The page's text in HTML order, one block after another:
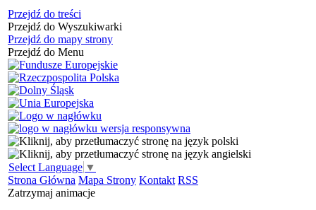
Przejdź do treści
Przejdź do Wyszukiwarki
Przejdź do mapy strony
Przejdź do Menu
Select Language ▼
Strona Główna Mapa Strony Kontakt RSS
Zatrzymaj animacje